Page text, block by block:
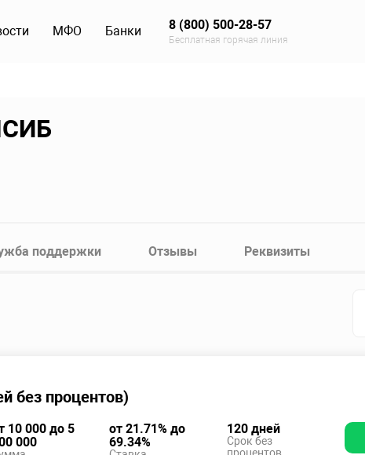
МФО Банки 8 (800) 500-28-57
Бесплатная горячая линия
поддержки Отзывы Реквизиты
без процентов)
10 000 до 5
000
от 21.71% до
69.34%
120 дней
Срок без